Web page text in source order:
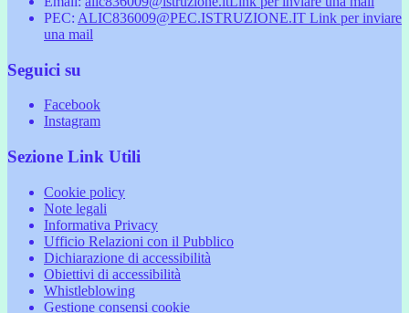
PEC: ALIC836009@PEC.ISTRUZIONE.IT Link per inviare
una mail
Seguici su
Facebook
Instagram
Sezione Link Utili
Cookie policy
Note legali
Informativa Privacy
Ufficio Relazioni con il Pubblico
Dichiarazione di accessibilità
Obiettivi di accessibilità
Whistleblowing
Gestione consensi cookie